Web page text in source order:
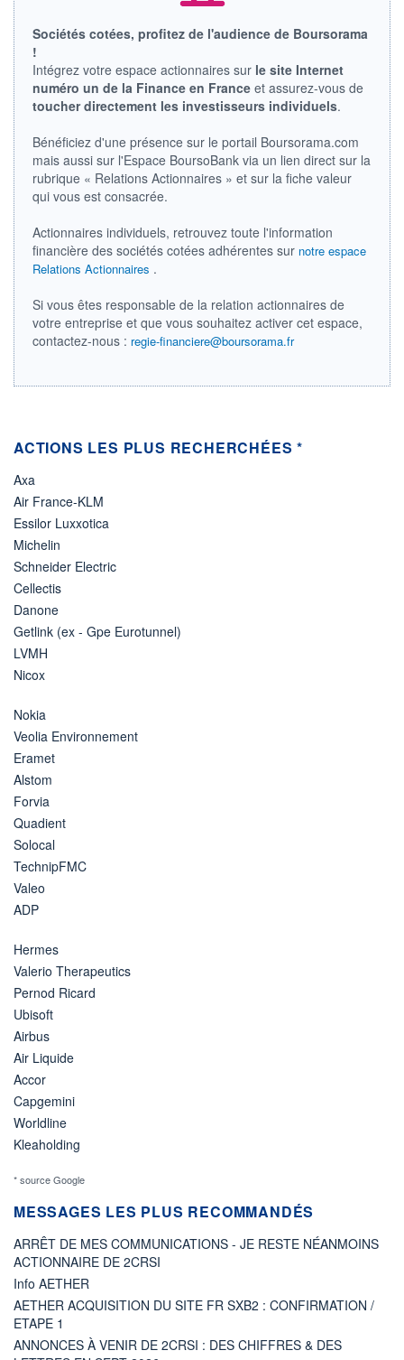
BAISSE HAUSSE
RENDEMENT
ESTIMÉ 2026
-
PER ESTIMÉ
2026
-
DIVIDENDE
0,00 EUR
DERNIER
DIVIDENDE
-
PROCHAIN
DIVIDENDE
ÉLIGIBILITÉ
Non éligible
Boursobank
+ PORTEFEUILLE + LISTE
Sociétés cotées, profitez de l'audience de Boursorama
!
Intégrez votre espace actionnaires sur le site Internet
numéro un de la Finance en France et assurez-vous de
toucher directement les investisseurs individuels.
Bénéficiez d'une présence sur le portail Boursorama.com
mais aussi sur l'Espace BoursoBank via un lien direct sur la
rubrique « Relations Actionnaires » et sur la fiche valeur
qui vous est consacrée.
Actionnaires individuels, retrouvez toute l'information
financière des sociétés cotées adhérentes sur notre espace
Relations Actionnaires .
Si vous êtes responsable de la relation actionnaires de
votre entreprise et que vous souhaitez activer cet espace,
contactez-nous : regie-financiere@boursorama.fr
ACTIONS LES PLUS RECHERCHÉES *
Axa
Air France-KLM
Essilor Luxxotica
Michelin
Schneider Electric
Cellectis
Danone
Getlink (ex - Gpe Eurotunnel)
LVMH
Nicox
Nokia
Veolia Environnement
Eramet
Alstom
Forvia
Quadient
Solocal
TechnipFMC
Valeo
ADP
Hermes
Valerio Therapeutics
Pernod Ricard
Ubisoft
Airbus
Air Liquide
Accor
Capgemini
Worldline
Kleaholding
* source Google
MESSAGES LES PLUS RECOMMANDÉS
ARRÊT DE MES COMMUNICATIONS - JE RESTE NÉANMOINS
ACTIONNAIRE DE 2CRSI
Info AETHER
AETHER ACQUISITION DU SITE FR SXB2 : CONFIRMATION /
ETAPE 1
ANNONCES À VENIR DE 2CRSI : DES CHIFFRES & DES